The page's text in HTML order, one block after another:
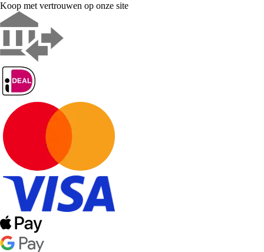
Koop met vertrouwen op onze site